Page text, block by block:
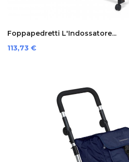
Foppapedretti L'Indossatore...
Prezzo
113,73 €